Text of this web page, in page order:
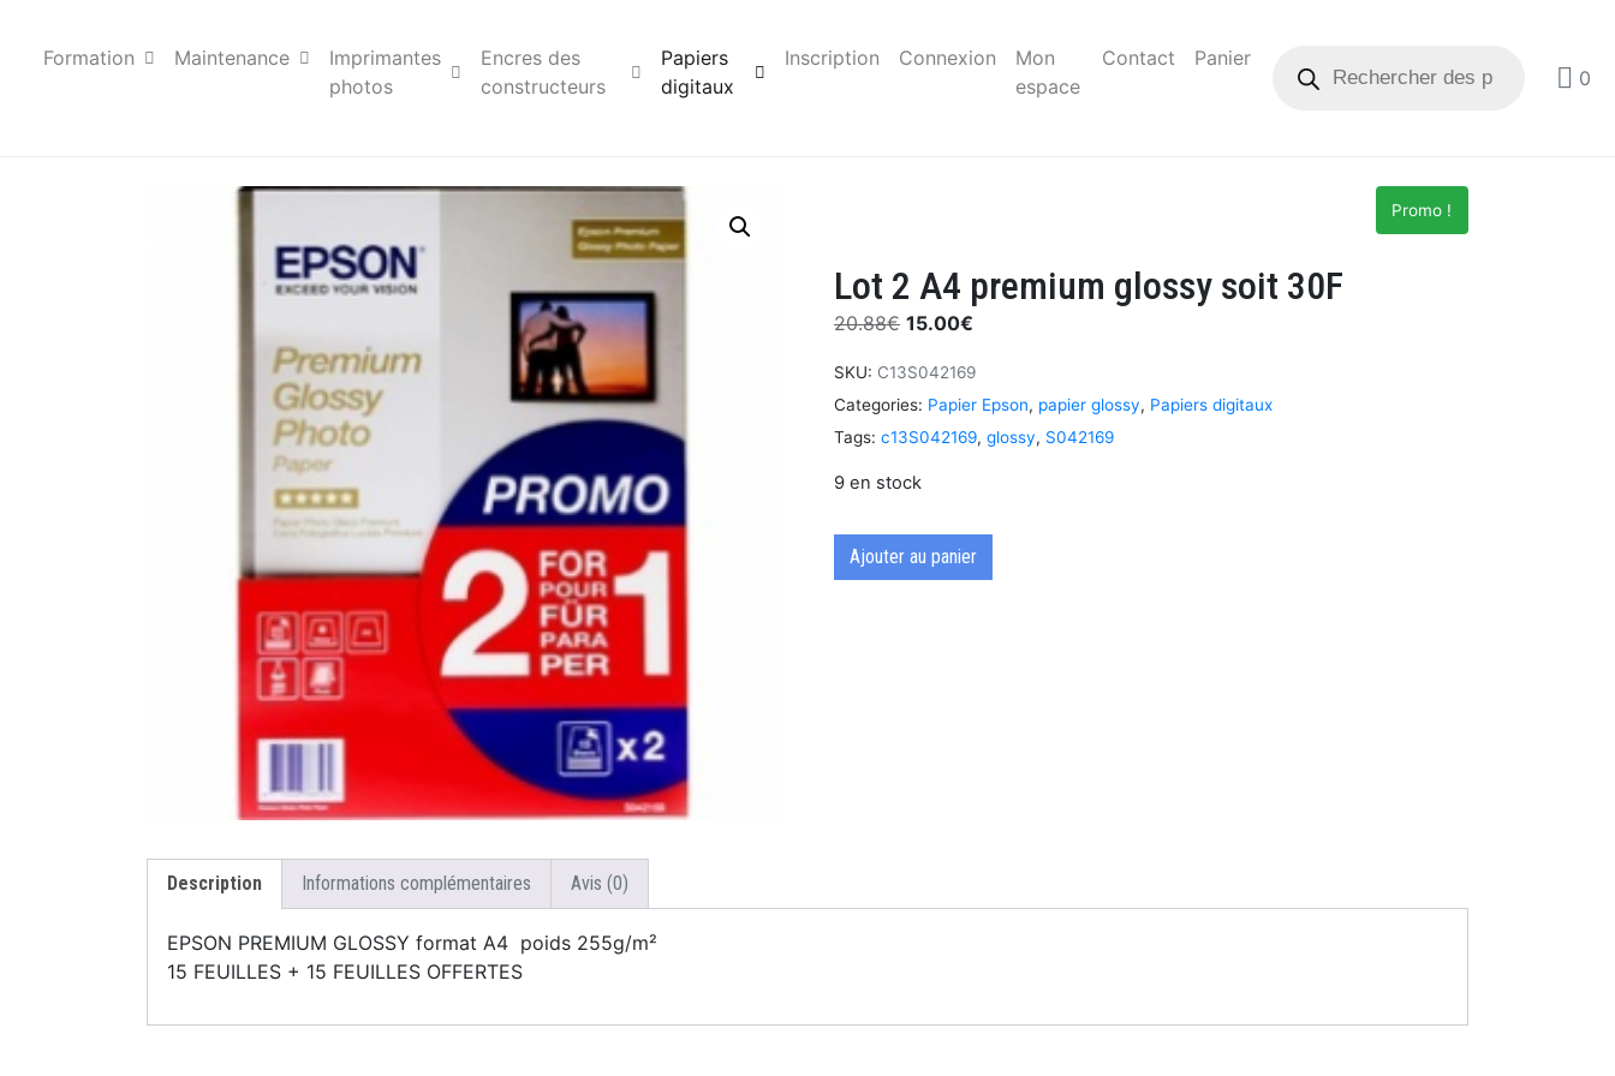
Formation Maintenance
Imprimantes
photos
Encres des
constructeurs
Papiers
digitaux
Inscription Connexion
Mon
espace
Contact
Panier
0
Promo !
Lot 2 A4 premium glossy soit 30F
20.88€ 15.00€
SKU: C13S042169
Categories: Papier Epson, papier glossy, Papiers digitaux
Tags: c13S042169, glossy, S042169
9 en stock
Ajouter au panier
Description Informations complémentaires Avis (0)
EPSON PREMIUM GLOSSY format A4 poids 255g/m²
15 FEUILLES + 15 FEUILLES OFFERTES